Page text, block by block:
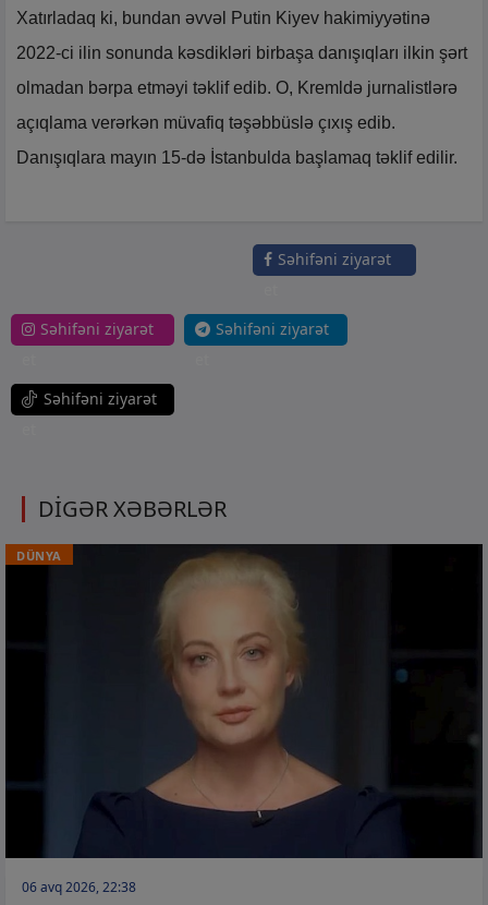
Xatırladaq ki, bundan əvvəl Putin Kiyev hakimiyyətinə
2022-ci ilin sonunda kəsdikləri birbaşa danışıqları ilkin şərt
olmadan bərpa etməyi təklif edib. O, Kremldə jurnalistlərə
açıqlama verərkən müvafiq təşəbbüslə çıxış edib.
Danışıqlara mayın 15-də İstanbulda başlamaq təklif edilir.
Səhifəni ziyarət
Səhifəni ziyarət
Səhifəni ziyarət
Səhifəni ziyarət
DİGƏR XƏBƏRLƏR
DÜNYA
06 avq 2026, 22:38